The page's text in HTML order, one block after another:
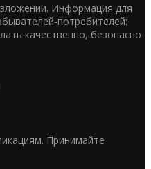
Информация для
потребителей:
качественно, безопасно
Принимайте